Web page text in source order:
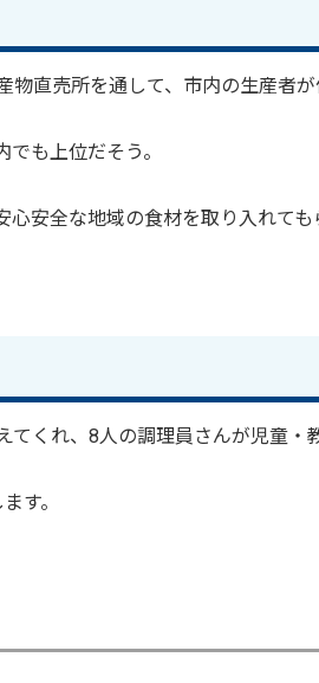
物直売所を通して、市内の生産者
も上位だそう。
心安全な地域の食材を取り入れても
てくれ、8人の調理員さんが児童・
す。